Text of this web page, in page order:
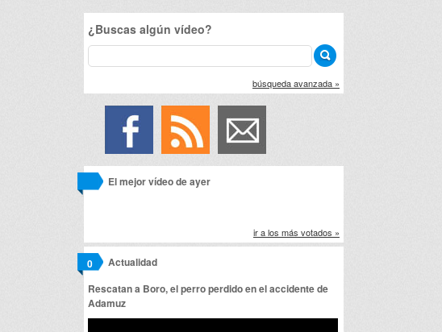
¿Buscas algún vídeo?
búsqueda avanzada »
El mejor vídeo de ayer
ir a los más votados »
Actualidad
0
Rescatan a Boro, el perro perdido en el accidente de
Adamuz